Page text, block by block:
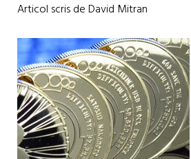
Articol scris de David Mitran